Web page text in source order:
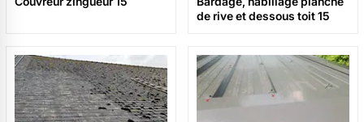
de rive et dessous toit 15